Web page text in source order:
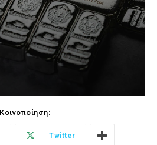
Κοινοποίηση:
Twitter